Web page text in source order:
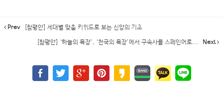
Prev [참평안] 세대별 맞춤 키워드로 보는 신앙의 기초
[참평안] ‘하늘의 목장’, ‘천국의 목장’에서 구속사를 스페인어로... Next